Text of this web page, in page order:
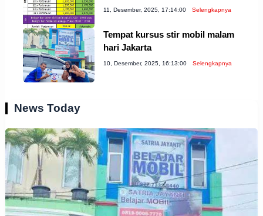
11, Desember, 2025, 17:14:00 Selengkapnya
Tempat kursus stir mobil malam
hari Jakarta
10, Desember, 2025, 16:13:00 Selengkapnya
News Today